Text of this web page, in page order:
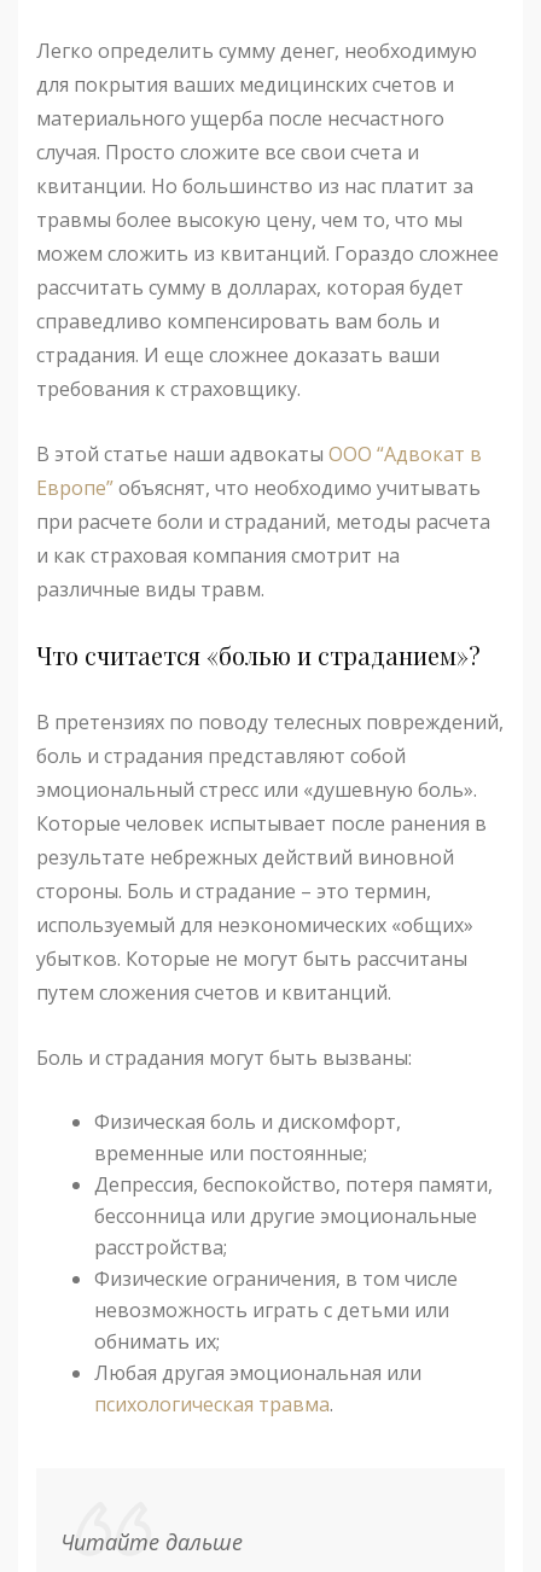
Легко определить сумму денег, необходимую
для покрытия ваших медицинских счетов и
материального ущерба после несчастного
случая. Просто сложите все свои счета и
квитанции. Но большинство из нас платит за
травмы более высокую цену, чем то, что мы
можем сложить из квитанций. Гораздо сложнее
рассчитать сумму в долларах, которая будет
справедливо компенсировать вам боль и
страдания. И еще сложнее доказать ваши
требования к страховщику.
В этой статье наши адвокаты ООО “Адвокат в
Европе”объяснят, что необходимо учитывать
при расчете боли и страданий, методы расчета
и как страховая компания смотрит на
различные виды травм.
Что считается «болью и страданием»?
В претензиях по поводу телесных повреждений,
боль и страдания представляют собой
эмоциональный стресс или «душевную боль».
Которые человек испытывает после ранения в
результате небрежных действий виновной
стороны. Боль и страдание – это термин,
используемый для неэкономических «общих»
убытков. Которые не могут быть рассчитаны
путем сложения счетов и квитанций.
Боль и страдания могут быть вызваны:
Физическая боль и дискомфорт,
временные или постоянные;
Депрессия, беспокойство, потеря памяти,
бессонница или другие эмоциональные
расстройства;
Физические ограничения, в том числе
невозможность играть с детьми или
обнимать их;
Любая другая эмоциональная или
психологическая травма.
Читайте дальше